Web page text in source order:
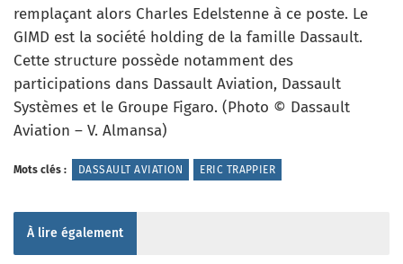
remplaçant alors Charles Edelstenne à ce poste. Le
GIMD est la société holding de la famille Dassault.
Cette structure possède notamment des
participations dans Dassault Aviation, Dassault
Systèmes et le Groupe Figaro. (Photo © Dassault
Aviation – V. Almansa)
Mots clés : DASSAULT AVIATION ERIC TRAPPIER
À lire également